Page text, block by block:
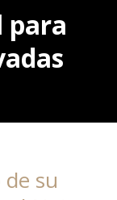
para
su